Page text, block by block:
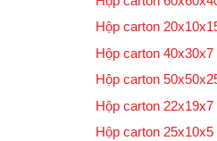
Hộp carton
Hộp carton 40x30x7
Hộp carton
Hộp carton 22x19x7
Hộp carton 25x10x5